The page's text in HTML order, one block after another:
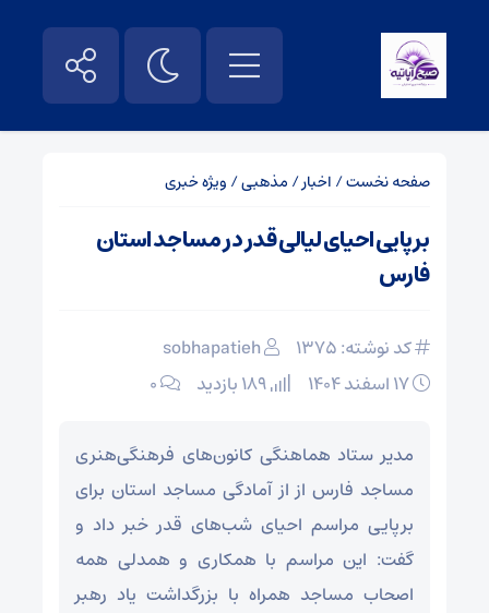
صفحه نخست/ اخبار/ مذهبی/ ویژه خبری
برپایی احیای لیالی قدر در مساجد استان
فارس
کد نوشته: 1375
sobhapatieh
۰
مدیر ستاد هماهنگی کانون‌های فرهنگی‌هنری
مساجد فارس از از آمادگی مساجد استان برای
برپایی مراسم احیای شب‌های قدر خبر داد و
گفت: این مراسم با همکاری و همدلی همه
اصحاب مساجد همراه با بزرگداشت یاد رهبر